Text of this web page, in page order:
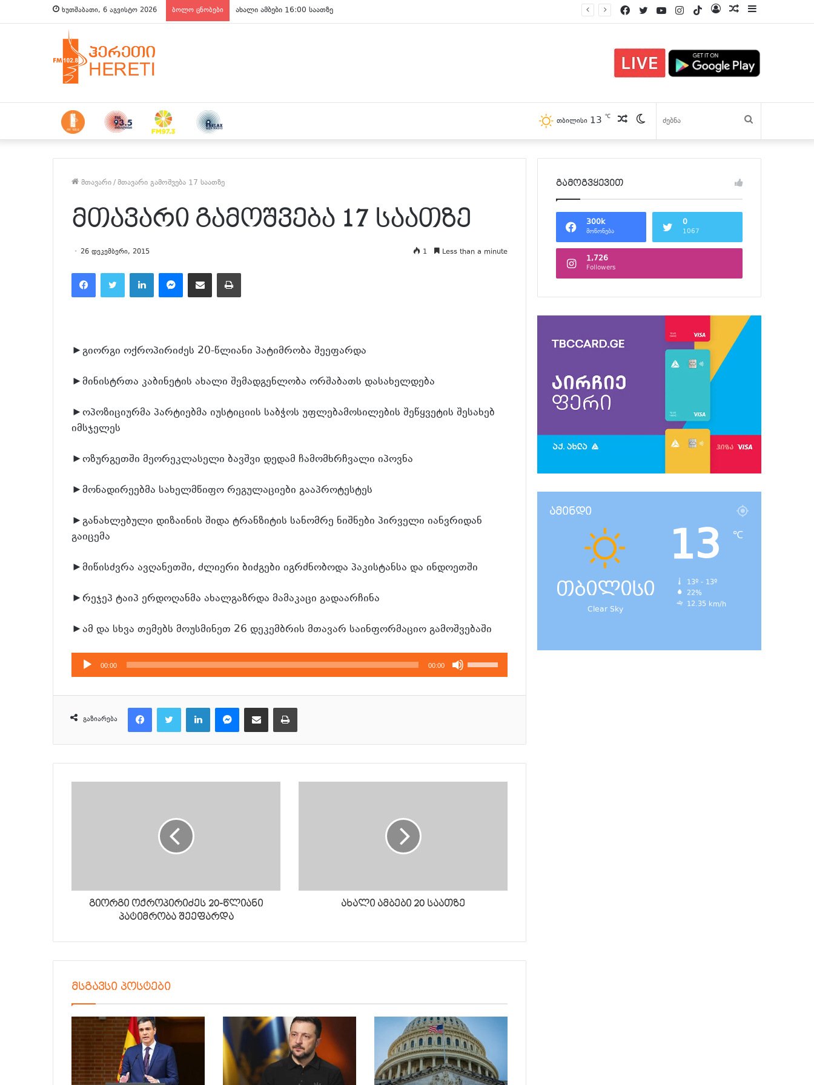
ხუთშაბათი, 6 აგვისტო 2026 ბოლო ცნობები ახალი ამბები 16:00 საათზე პოსტები
Log
TikTok
Instagram
YouTube
Twitter
Facebook
Switch
skin
პოსტები
თბილისი 13 ℃
მთავარი/მთავარი გამოშვება 17 საათზე
მთავარი გამოშვება 17 საათზე
26 დეკემბერი, 2015 1 Less than a minute
►გიორგი ოქროპირიძეს 20-წლიანი პატიმრობა შეეფარდა
►მინისტრთა კაბინეტის ახალი შემადგენლობა ორშაბათს დასახელდება
►ოპოზიციურმა პარტიებმა იუსტიციის საბჭოს უფლებამოსილების შეწყვეტის შესახებ
იმსჯელეს
►ოზურგეთში მეორეკლასელი ბავშვი დედამ ჩამომხრჩვალი იპოვნა
►მონადირეებმა სახელმწიფო რეგულაციები გააპროტესტეს
►განახლებული დიზაინის შიდა ტრანზიტის სანომრე ნიშნები პირველი იანვრიდან
გაიცემა
►მიწისძვრა ავღანეთში, ძლიერი ბიძგები იგრძნობოდა პაკისტანსა და ინდოეთში
►რეჯეპ ტაიპ ერდოღანმა ახალგაზრდა მამაკაცი გადაარჩინა
►ამ და სხვა თემებს მოუსმინეთ 26 დეკემბრის მთავარ საინფორმაციო გამოშვებაში
აუდიო
დამკვრელი
00:00 00:00
გამოიყენეთ
კლავჲშები
გაზიარება
გიორგი ოქროპირიძეს 20-წლიანი
პატიმრობა შეეფარდა
ახალი ამბები 20 საათზე
მსგავსი პოსტები
გამოგვყევით
300k
მოწონება
0
1067
1,726
Followers
ამინდი
თბილისი
Clear Sky
13 ℃
13º - 13º
22%
12.35 km/h